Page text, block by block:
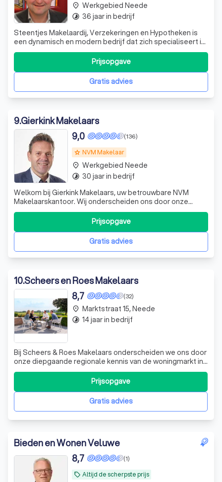
Steentjes Makelaardij, Verzekeringen en Hypotheken is
een dynamisch en modern bedrijf dat zich specialiseert in
het bieden van uitgebreide financiële diensten. Met
kantoren in Eibergen, Groenlo, Lichtenvoorde en Ruurlo,
zijn we lokaal aanwezig om u te ondersteunen bij het
navigeren door de complexeGratis advies
Prijsopgave
place Werkgebied Neede
timelapse 36 jaar in bedrijf
9.Gierkink Makelaars
grade NVM Makelaar
(136)
9,0
Welkom bij Gierkink Makelaars, uw betrouwbare NVM
Makelaarskantoor. Wij onderscheiden ons door onze
professionaliteit, snelle handelen en persoonlijke
benadering. Met een diepgaande kennis van Oost Gelre
en omgeving, zijn wij uw ideale partner voor zowel
residentieel als bedrijfsmatig onroerend goed
Gratis advies
Prijsopgave
place Werkgebied Neede
timelapse 30 jaar in bedrijf
10.Scheers en Roes Makelaars
(32)
8,7
Bij Scheers & Roes Makelaars onderscheiden we ons door
onze diepgaande regionale kennis van de woningmarkt in
de Achterhoek. Wij begeleiden u persoonlijk bij het kopen,
verkopen of taxeren van uw woning of bedrijfspand. Onze
aanpak is gebaseerd op een full-service formule, waarbij
we alles onder één
Gratis advies
Prijsopgave
place Marktstraat 15, Neede
timelapse 14 jaar in bedrijf
Bieden en Wonen Veluwe
local_offer Altijd de scherpste prijs
(1)
8,7